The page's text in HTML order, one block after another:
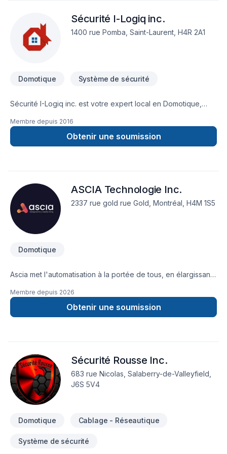
Sécurité I-Logiq inc.
1400 rue Pomba, Saint-Laurent, H4R 2A1
Domotique Système de sécurité
Sécurité I-Logiq inc. est votre expert local en Domotique,
Nationale,Centre du Québec,Chaudière-Appalaches,Eastern
combinant expérience, innovation et rigueur. Grâce à notre
satisfaction. Notre engagement est simple : offrir un service
d'exception, centré sur vos besoins et vos aspirations.
Membre depuis 2016
Obtenir une soumission
ASCIA Technologie Inc.
2337 rue gold rue Gold, Montréal, H4M 1S5
Domotique
Ascia met l'automatisation à la portée de tous, en élargissant
aux personnes handicapées de contrôler leur maison à l'aide
d'appareils mobiles. La sécurité est primordiale ; Ascia offre
une surveillance à distance et des alertes pour la gestion des
solutions sur mesure qui dépassent les attentes des clients.
Membre depuis 2026
Obtenir une soumission
Sécurité Rousse Inc.
683 rue Nicolas, Salaberry-de-Valleyfield,
J6S 5V4
Domotique Cablage - Réseautique
Système de sécurité